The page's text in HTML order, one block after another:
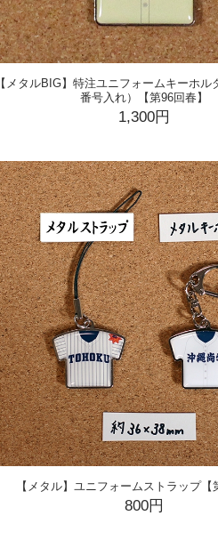
【メタルBIG】特注ユニフォームキーホル
番号入れ）【第96回春】
1,300円
【メタル】ユニフォームストラップ【
800円